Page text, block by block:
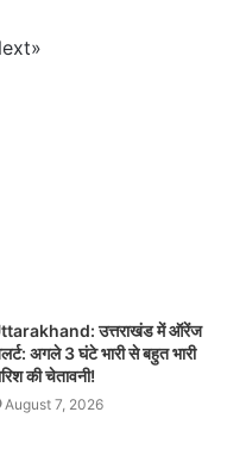
»
उत्तराखंड में ऑरेंज
अगले 3 घंटे भारी से बहुत भारी
की चेतावनी!
August 7, 2026